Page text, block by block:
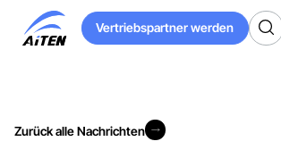
Hauptinhalt
springen
Vertriebspartner werden
Vertriebspartner werden
Zurück alle Nachrichten